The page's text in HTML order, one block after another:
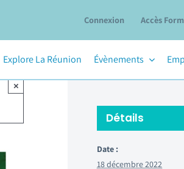
Connexion Accès
Explore La Réunion Évènements
×
Détails
Date :
18 décembre 2022